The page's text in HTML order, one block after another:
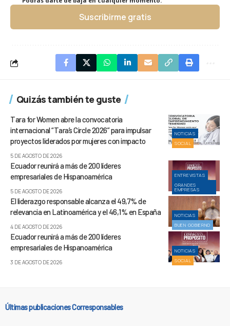
Suscribirme gratis
Quizás también te guste
NOTICIAS
SOCIAL
Tara for Women abre la convocatoria
internacional “Tara’s Circle 2026” para impulsar
proyectos liderados por mujeres con impacto
5 DE AGOSTO DE 2026
ENTREVISTAS
GRANDES
EMPRESAS
Ecuador reunirá a más de 200 líderes
empresariales de Hispanoamérica
5 DE AGOSTO DE 2026
NOTICIAS
BUEN GOBIERNO
El liderazgo responsable alcanza el 49,7% de
relevancia en Latinoamérica y el 46,1% en España
4 DE AGOSTO DE 2026
NOTICIAS
SOCIAL
Ecuador reunirá a más de 200 líderes
empresariales de Hispanoamérica
3 DE AGOSTO DE 2026
Últimas publicaciones Corresponsables